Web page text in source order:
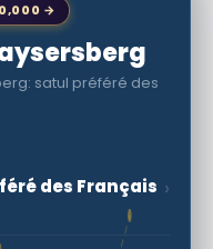
→
satul préféré des
des Français ›